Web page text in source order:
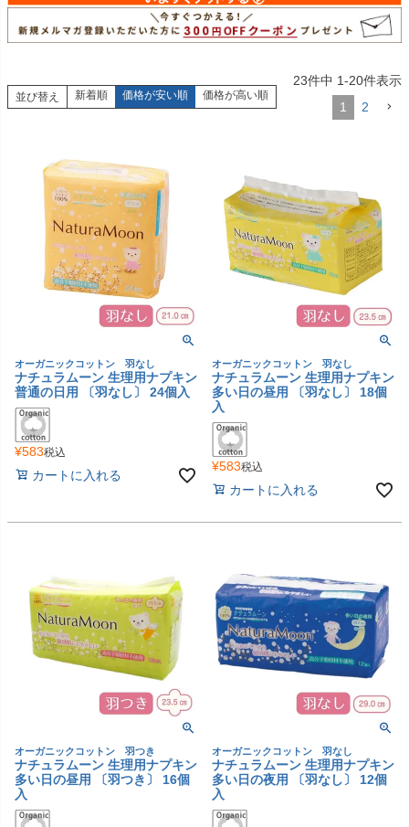
並び替え 新着順 価格が安い順 価格が高い順
23件中 1-20件表示
1
2
オーガニックコットン 羽なし
ナチュラムーン 生理用ナプキン
普通の日用 〔羽なし〕 24個入
¥583税込
カートに入れる
オーガニックコットン 羽なし
ナチュラムーン 生理用ナプキン
多い日の昼用 〔羽なし〕 18個
入
¥583税込
カートに入れる
オーガニックコットン 羽つき
ナチュラムーン 生理用ナプキン
多い日の昼用 〔羽つき〕 16個
入
オーガニックコットン 羽なし
ナチュラムーン 生理用ナプキン
多い日の夜用 〔羽なし〕 12個
入